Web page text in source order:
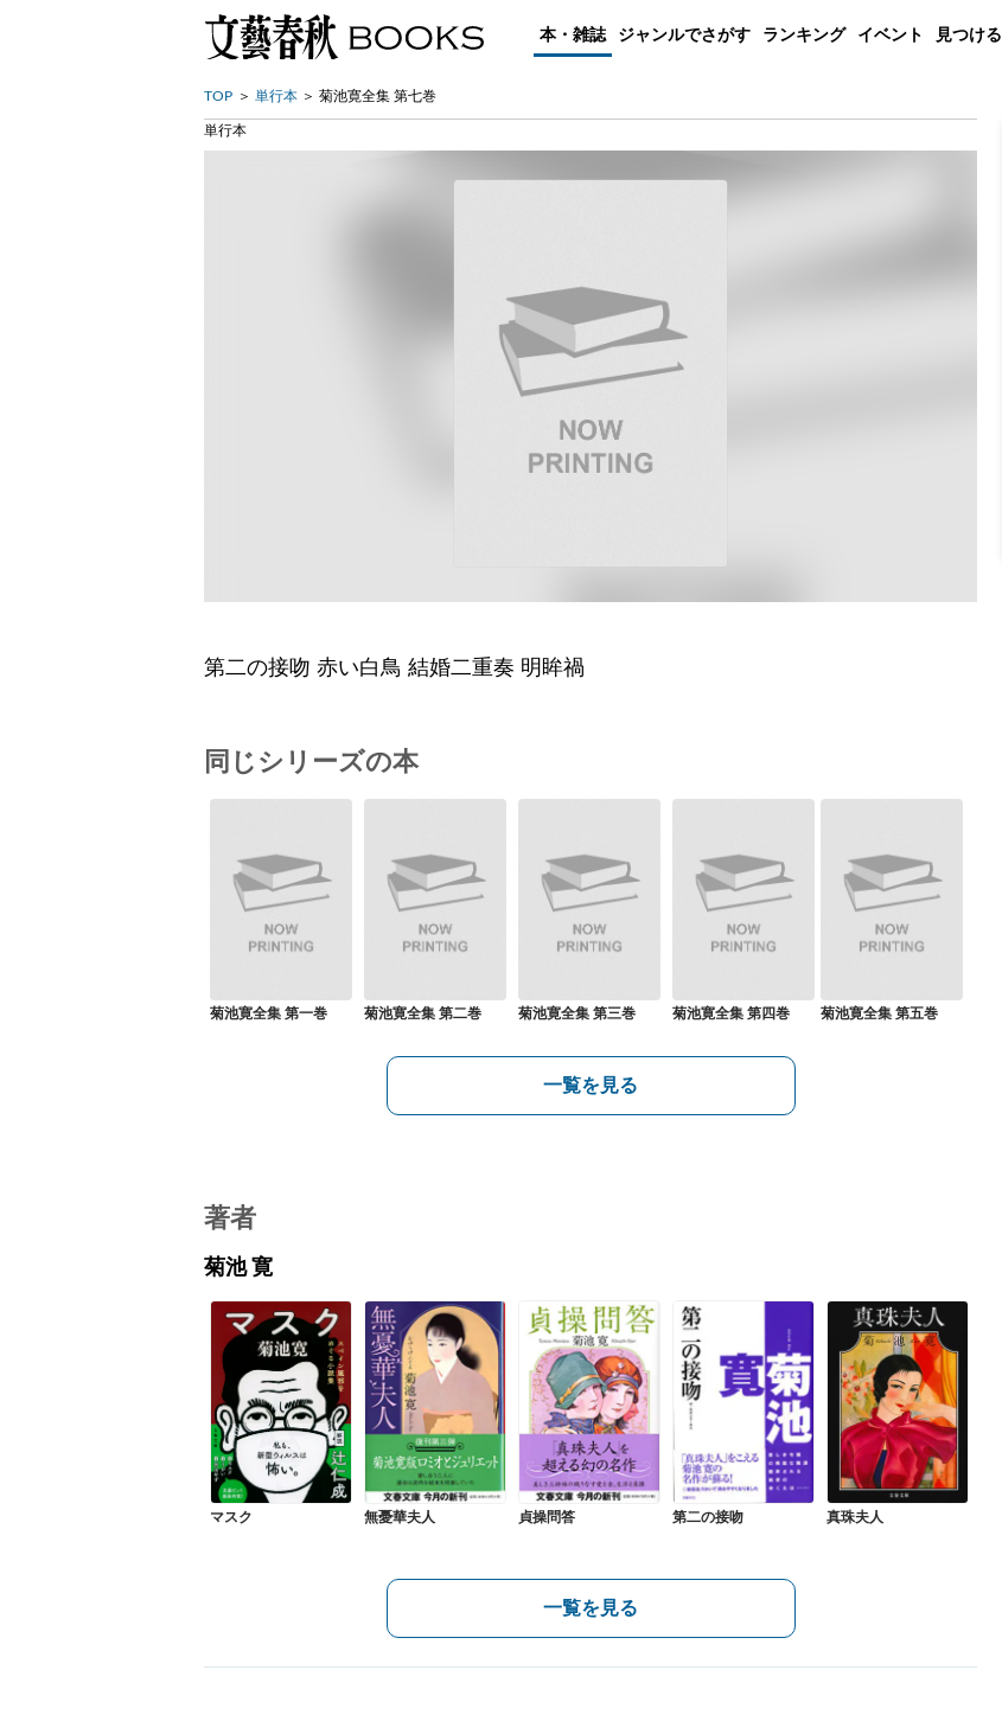
本・雑誌 ジャンルでさがす ランキング イベント 見つける
TOP 単行本 菊池寛全集 第七巻
単行本
第二の接吻 赤い白鳥 結婚二重奏 明眸禍
同じシリーズの本
菊池寛全集 第一巻 菊池寛全集 第二巻 菊池寛全集 第三巻 菊池寛全集 第四巻 菊池寛全集 第五巻
一覧を見る
著者
菊池 寛
マスク 無憂華夫人 貞操問答 第二の接吻 真珠夫人
一覧を見る